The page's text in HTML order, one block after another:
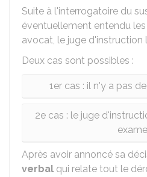
Suite à l'interrogatoire du
éventuellement entendu
avocat, le juge d'instruction
Deux cas sont possibles :
1er cas : il n'y a pas
2e cas : le juge
Après avoir annoncé sa
verbal qui relate tout le